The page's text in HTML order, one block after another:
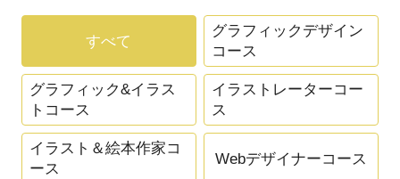
すべて
グラフィックデザイン
コース
グラフィック&イラス
トコース
イラストレーターコー
ス
イラスト＆絵本作家コ
ース
Webデザイナーコース